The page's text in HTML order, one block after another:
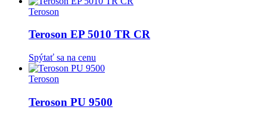
vybrať
stránke
produktu.
variantov.
si
môžete
vybrať
stránke
produktu.
Teroson
Teroson EP 5010 TR CR
Spýtať sa na cenu
Teroson
Teroson PU 9500